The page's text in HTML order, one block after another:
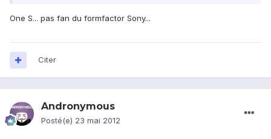
One S... pas fan du formfactor Sony...
Citer
Andronymous
Posté(e) 23 mai 2012